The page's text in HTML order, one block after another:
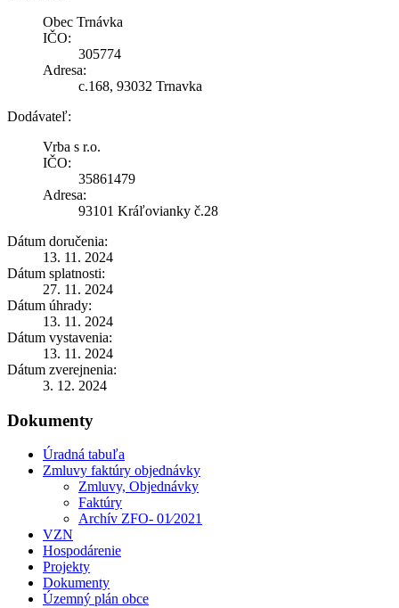
Obec Trnávka
IČO:
305774
Adresa:
c.168, 93032 Trnavka
Dodávateľ:
Vrba s r.o.
IČO:
35861479
Adresa:
93101 Kráľovianky č.28
Dátum doručenia:
13. 11. 2024
Dátum splatnosti:
27. 11. 2024
Dátum úhrady:
13. 11. 2024
Dátum vystavenia:
13. 11. 2024
Dátum zverejnenia:
3. 12. 2024
Dokumenty
Úradná tabuľa
Zmluvy faktúry objednávky
Zmluvy, Objednávky
Faktúry
Archív ZFO- 01⁄2021
VZN
Hospodárenie
Projekty
Dokumenty
Územný plán obce